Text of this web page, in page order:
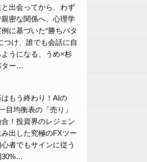
出会ってから、わず
密な関係へ。心理学
に基づいた“勝ちパタ
つけ、誰でも会話に自
うになる、うめ×杉
ター…
もう終わり！AIの
目均衡表の「売り」
！投資界のレジェン
み出した究極のFXツー
者でもサインに従う
30%…